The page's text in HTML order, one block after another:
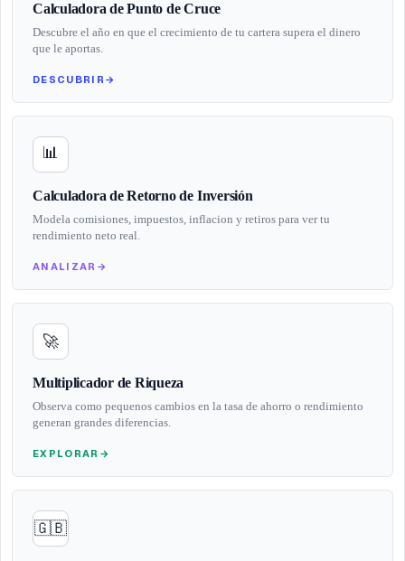
Calculadora de Punto de Cruce
Descubre el año en que el crecimiento de tu cartera supera el dinero
que le aportas.
DESCUBRIR →
📊
Calculadora de Retorno de Inversión
Modela comisiones, impuestos, inflacion y retiros para ver tu
rendimiento neto real.
ANALIZAR →
🚀
Multiplicador de Riqueza
Observa como pequenos cambios en la tasa de ahorro o rendimiento
generan grandes diferencias.
EXPLORAR →
🇬🇧